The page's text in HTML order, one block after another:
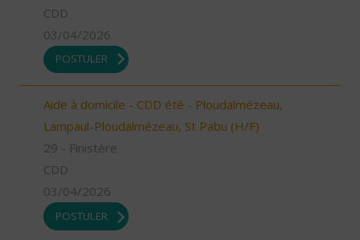
CDD
03/04/2026
POSTULER
Aide à domicile - CDD été - Ploudalmézeau,
Lampaul-Ploudalmézeau, St Pabu (H/F)
29 - Finistère
CDD
03/04/2026
POSTULER